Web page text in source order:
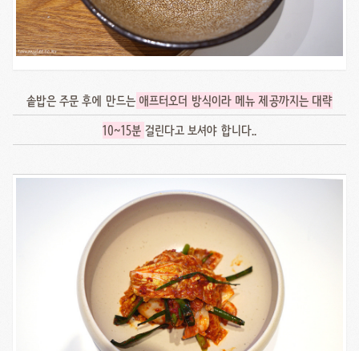
솥밥은 주문 후에 만드는 애프터오더 방식이라 메뉴 제공까지는 대략
10~15분 걸린다고 보셔야 합니다..